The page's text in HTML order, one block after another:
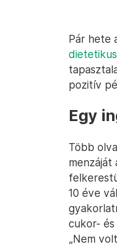
Pár hete
pozitív
Egy
Több
10 éve
cukor-
„Nem